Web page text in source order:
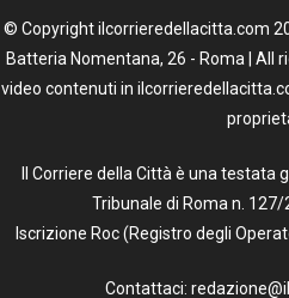
© Copyright ilcorrieredellacitta.com
Batteria Nomentana, 26 - Roma | All
video contenuti in
Il Corriere della Città è una testata
Tribunale di Roma n.
Iscrizione Roc (Registro degli
Contattaci: